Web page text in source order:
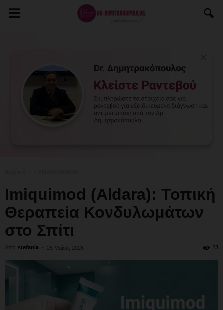
Imiquimod (Aldara): Τοπική
Θεραπεία Κονδυλωμάτων
στο Σπίτι
Από stefania - 25 Μαΐου, 2026 23